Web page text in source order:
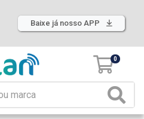
Baixe já nosso APP
0